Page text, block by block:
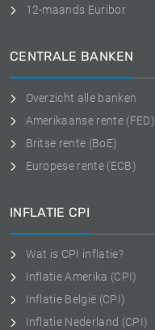
12-maands Euribor
CENTRALE BANKEN
Overzicht alle banken
Amerikaanse rente (FED)
Britse rente (BoE)
Europese rente (ECB)
INFLATIE CPI
Wat is CPI inflatie?
Inflatie Amerika (CPI)
Inflatie België (CPI)
Inflatie Nederland (CPI)